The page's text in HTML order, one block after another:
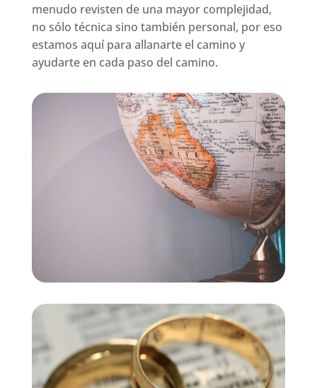
menudo revisten de una mayor complejidad,
no sólo técnica sino también personal, por eso
estamos aquí para allanarte el camino y
ayudarte en cada paso del camino.